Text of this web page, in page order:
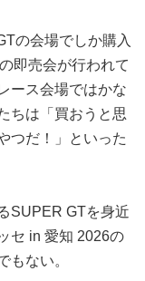
の会場でしか購入
即売会が行われて
ース会場ではかな
ちは「買おうと思
つだ！」といった
SUPER GTを身近
セ in 愛知 2026の
もない。